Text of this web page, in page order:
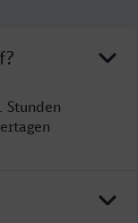
Stunden